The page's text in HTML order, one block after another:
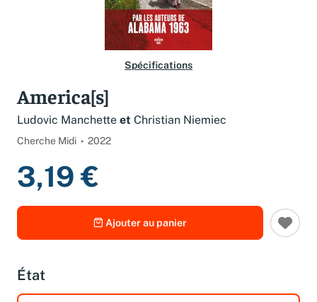
Spécifications
America[s]
Ludovic Manchette et Christian Niemiec
Cherche Midi 2022
3,19 €
Ajouter au panier
État